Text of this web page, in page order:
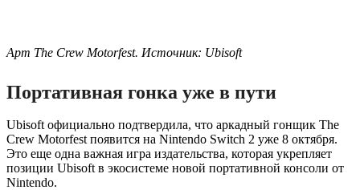
Арт The Crew Motorfest. Источник: Ubisoft
Портативная гонка уже в пути
Ubisoft официально подтвердила, что аркадный гонщик The
Crew Motorfest появится на Nintendo Switch 2 уже 8 октября.
Это еще одна важная игра издательства, которая укрепляет
позиции Ubisoft в экосистеме новой портативной консоли от
Nintendo.